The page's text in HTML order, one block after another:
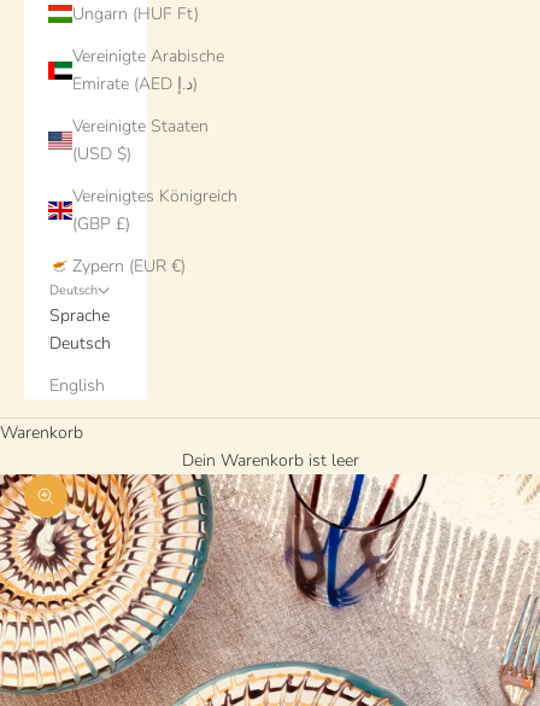
Ungarn (HUF Ft)
Vereinigte Arabische
Emirate (AED د.إ)
Vereinigte Staaten
(USD $)
Vereinigtes Königreich
(GBP £)
Zypern (EUR €)
Deutsch
Sprache
Deutsch
English
Warenkorb
Dein Warenkorb ist leer
Bild vergrößern